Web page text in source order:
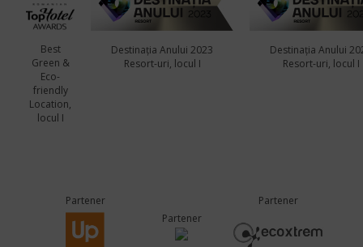
Best
Green &
Eco-
friendly
Location,
locul I
Destinația Anului 2023
Resort-uri, locul I
Destinația Anului
Resort-uri, locul I
Partener
Partener
Partener